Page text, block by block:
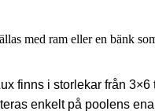
med ram eller en bänk
finns i storlekar från 3×6
enkelt på poolens